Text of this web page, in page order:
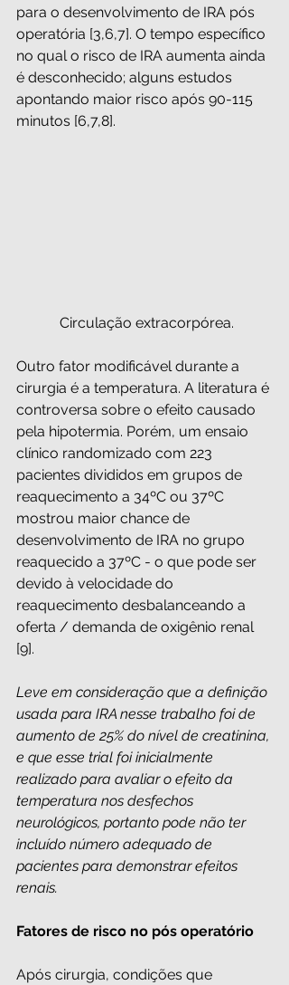
para o desenvolvimento de IRA pós
operatória [3,6,7]. O tempo específico
no qual o risco de IRA aumenta ainda
é desconhecido; alguns estudos
apontando maior risco após 90-115
minutos [6,7,8].
Circulação extracorpórea.
Outro fator modificável durante a
cirurgia é a temperatura. A literatura é
controversa sobre o efeito causado
pela hipotermia. Porém, um ensaio
clínico randomizado com 223
pacientes divididos em grupos de
reaquecimento a 34ºC ou 37ºC
mostrou maior chance de
desenvolvimento de IRA no grupo
reaquecido a 37ºC - o que pode ser
devido à velocidade do
reaquecimento desbalanceando a
oferta / demanda de oxigênio renal
[9].
Leve em consideração que a definição
usada para IRA nesse trabalho foi de
aumento de 25% do nível de creatinina,
e que esse trial foi inicialmente
realizado para avaliar o efeito da
temperatura nos desfechos
neurológicos, portanto pode não ter
incluído número adequado de
pacientes para demonstrar efeitos
renais.
Fatores de risco no pós operatório
Após cirurgia, condições que